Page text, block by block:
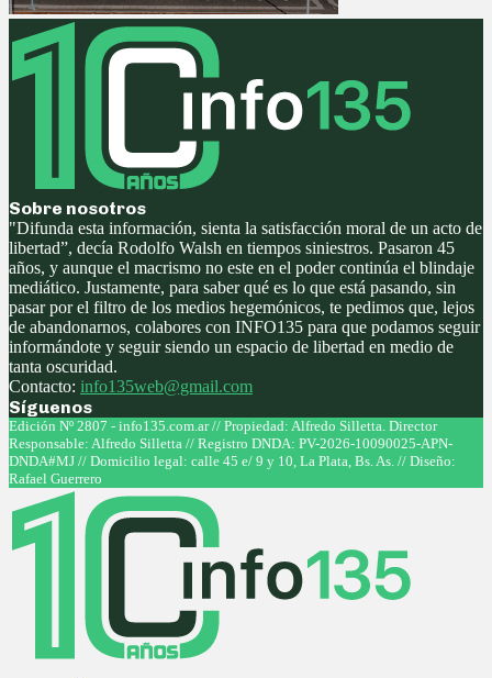
Sobre nosotros
"Difunda esta información, sienta la satisfacción moral de un acto de
libertad”, decía Rodolfo Walsh en tiempos siniestros. Pasaron 45
años, y aunque el macrismo no este en el poder continúa el blindaje
mediático. Justamente, para saber qué es lo que está pasando, sin
pasar por el filtro de los medios hegemónicos, te pedimos que, lejos
de abandonarnos, colabores con INFO135 para que podamos seguir
informándote y seguir siendo un espacio de libertad en medio de
tanta oscuridad.
Contacto: info135web@gmail.com
Síguenos
Facebook
Twitter
Instagram
Youtube
Edición Nº 2807 - info135.com.ar // Propiedad: Alfredo Silletta. Director
Responsable: Alfredo Silletta // Registro DNDA: PV-2026-10090025-APN-
DNDA#MJ // Domicilio legal: calle 45 e/ 9 y 10, La Plata, Bs. As. // Diseño:
Rafael Guerrero